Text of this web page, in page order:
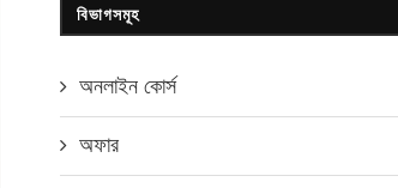
বিভাগসমূহ
অনলাইন কোর্স
অফার